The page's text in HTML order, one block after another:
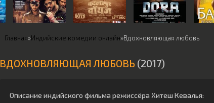
Главная»Индийские комедии онлайн»Вдохновляющая любовь
ВДОХНОВЛЯЮЩАЯ ЛЮБОВЬ (2017)
Описание индийского фильма режиссёра Хитеш Кевалья: